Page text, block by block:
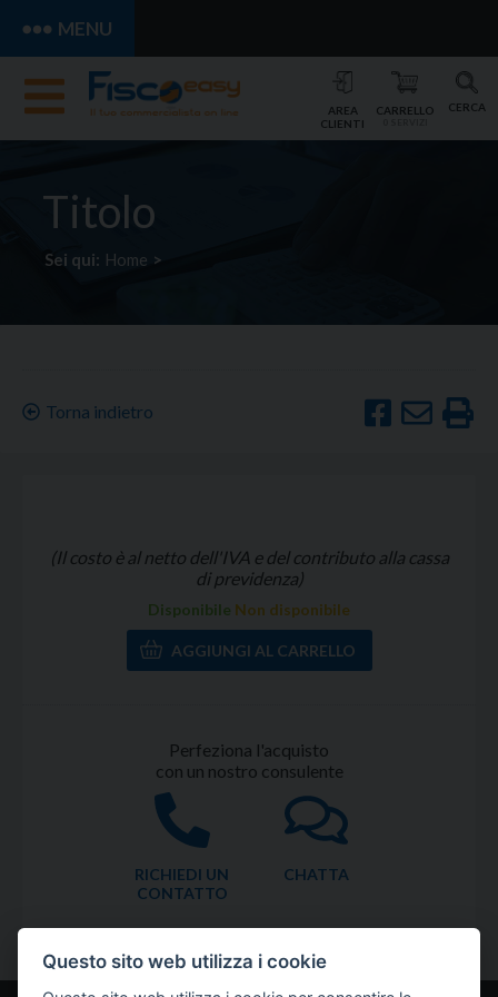
MENU
CERCA
CARRELLO
AREA
CLIENTI
Titolo
Sei qui: Home >
Torna indietro
(Il costo è al netto dell'IVA e del contributo alla cassa
di previdenza)
Disponibile Non disponibile
Perfeziona l'acquisto
con un nostro consulente
RICHIEDI UN
CONTATTO
CHATTA
Questo sito web utilizza i cookie